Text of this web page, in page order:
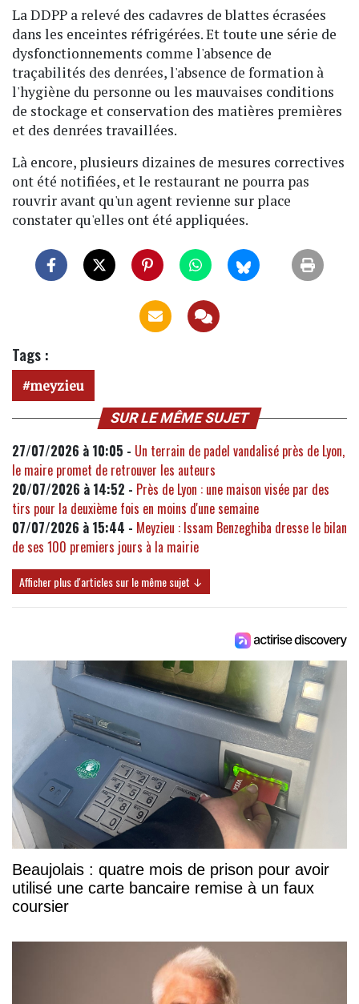
La DDPP a relevé des cadavres de blattes écrasées
dans les enceintes réfrigérées. Et toute une série de
dysfonctionnements comme l'absence de
traçabilités des denrées, l'absence de formation à
l'hygiène du personne ou les mauvaises conditions
de stockage et conservation des matières premières
et des denrées travaillées.
Là encore, plusieurs dizaines de mesures correctives
ont été notifiées, et le restaurant ne pourra pas
rouvrir avant qu'un agent revienne sur place
constater qu'elles ont été appliquées.
Tags :
meyzieu
SUR LE MÊME SUJET
27/07/2026 à 10:05 - Un terrain de padel vandalisé près de Lyon,
le maire promet de retrouver les auteurs
20/07/2026 à 14:52 - Près de Lyon : une maison visée par des
tirs pour la deuxième fois en moins d'une semaine
07/07/2026 à 15:44 - Meyzieu : Issam Benzeghiba dresse le bilan
de ses 100 premiers jours à la mairie
Afficher plus d'articles sur le même sujet ↓
Beaujolais : quatre mois de prison pour avoir
utilisé une carte bancaire remise à un faux
coursier